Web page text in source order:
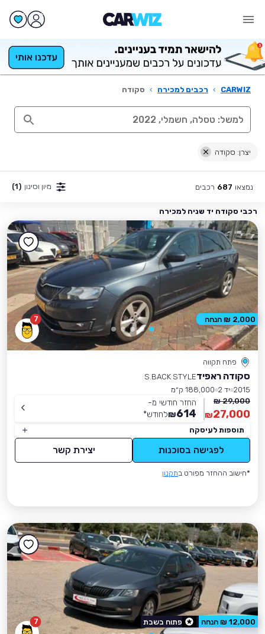
CARWIZ
› רכבים למכירה › סקודה
יצרן: סקודה
נמצאו 687 רכבים מיון וסינון (1)
רכבי סקודה יד שניה למכירה
7
פתח תקווה
סקודה ראפידS.BACK STYLE
2015 יד 2
188,000 ק״מ
29,000 ₪
27,000
₪
החזר חודשי מ-
614
₪לחודש*
תוספות לעיסקה
לפגישה בסוכנות יצירת קשר
*חישוב ההחזר מפורט בתקנון
2,000 ₪ הנחה
7 12,000 ₪ הנחה פתוח בשבת